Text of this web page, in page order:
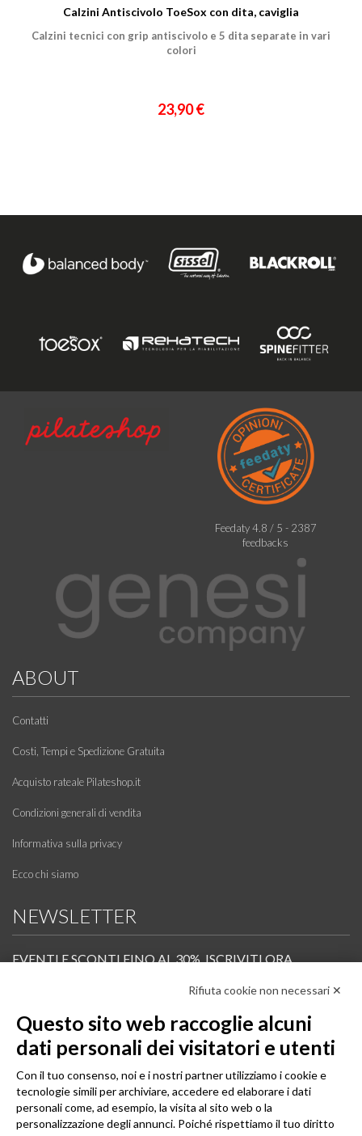
Calzini Antiscivolo ToeSox con dita, caviglia
Calzini tecnici con grip antiscivolo e 5 dita separate in vari
colori
23,90 €
Feedaty4.8 / 5 - 2387
feedbacks
ABOUT
Contatti
Costi, Tempi e Spedizione Gratuita
Acquisto rateale Pilateshop.it
Condizioni generali di vendita
Informativa sulla privacy
Ecco chi siamo
NEWSLETTER
EVENTI E SCONTI FINO AL 30%. ISCRIVITI ORA.
Scopri in anteprima i nuovi prodotti, le promozioni riservate ai professionisti e resta
Iscrivi alla Newsletter
SEGUICI
Rifiuta cookie non necessari ✕
Questo sito web raccoglie alcuni
dati personali dei visitatori e utenti
Con il tuo consenso, noi e i nostri partner utilizziamo i cookie e
tecnologie simili per archiviare, accedere ed elaborare i dati
personali come, ad esempio, la visita al sito web o la
personalizzazione degli annunci. Poiché rispettiamo il tuo diritto